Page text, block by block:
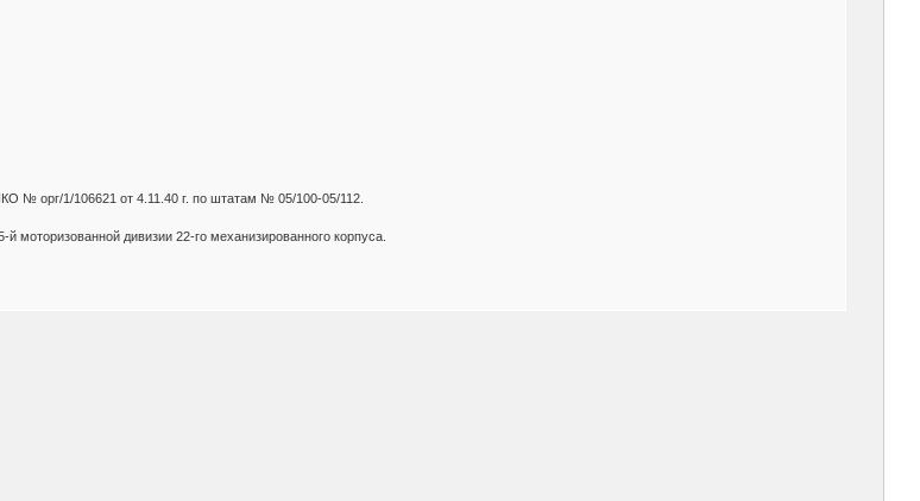
№ орг/1/106621 от 4.11.40 г. по штатам № 05/100-05/112.
моторизованной дивизии 22-го механизированного корпуса.